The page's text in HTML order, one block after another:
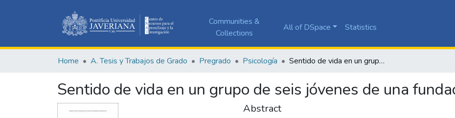
Communities &
Collections
All of DSpace Statistics
Home A. Tesis y Trabajos de Grado Pregrado Psicología Sentido de vida en un grupo de seis jóvenes de una fundación privada de Cali
Sentido de vida en un grupo de seis jóvenes de una
Abstract